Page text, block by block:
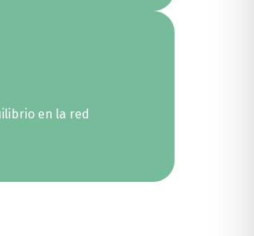
en la red